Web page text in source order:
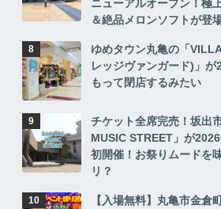
ニューアルオープン！極
＆絶品メロンソフトが登
ゆめタウン丸亀の「
レッジヴァンガード)」
もって閉店するみたい
チケット全席完売！坂出
MUSIC STREET」が
初開催！お祭りムードを
リ？
【入場無料】丸亀市金倉